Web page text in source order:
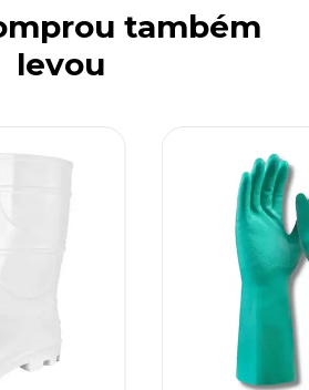
também
levou